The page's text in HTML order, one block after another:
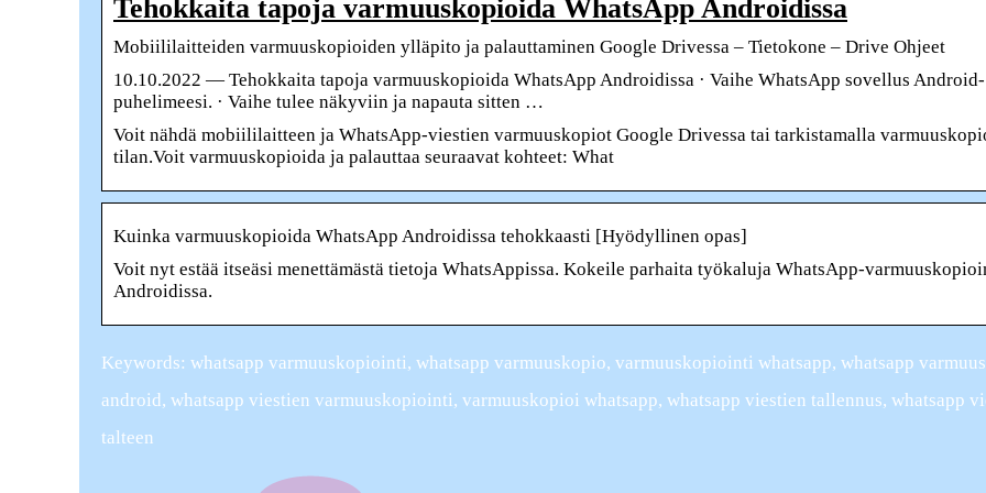
Tehokkaita tapoja varmuuskopioida WhatsApp Androidissa
Mobiililaitteiden varmuuskopioiden ylläpito ja palauttaminen Google Drivessa – Tietokone – Drive Ohjeet
10.10.2022 — Tehokkaita tapoja varmuuskopioida WhatsApp Androidissa · Vaihe WhatsApp sovellus Android-
puhelimeesi. · Vaihe tulee näkyviin ja napauta sitten …
Voit nähdä mobiililaitteen ja WhatsApp-viestien varmuuskopiot Google Drivessa tai tarkistamalla
tilan.Voit varmuuskopioida ja palauttaa seuraavat kohteet: What
Kuinka varmuuskopioida WhatsApp Androidissa tehokkaasti [Hyödyllinen opas]
Voit nyt estää itseäsi menettämästä tietoja WhatsAppissa. Kokeile parhaita työkaluja WhatsApp-
Androidissa.
Keywords: whatsapp varmuuskopiointi, whatsapp varmuuskopio, varmuuskopiointi whatsapp, whatsapp
android, whatsapp viestien varmuuskopiointi, varmuuskopioi whatsapp, whatsapp viestien tallennus, whatsapp
talteen